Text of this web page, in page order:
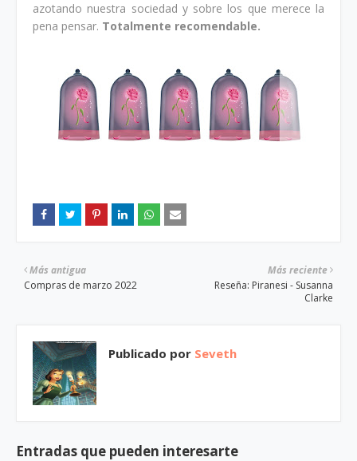
azotando nuestra sociedad y sobre los que merece la
pena pensar. Totalmente recomendable.
Más reciente
Reseña: Piranesi - Susanna
Clarke
Más antigua
Compras de marzo 2022
Publicado por Seveth
Entradas que pueden interesarte